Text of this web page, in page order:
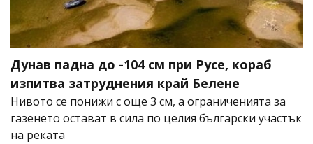
Дунав падна до -104 см при Русе, кораб
изпитва затруднения край Белене
Нивото се понижи с още 3 см, а ограниченията за
газенето остават в сила по целия български участък
на реката